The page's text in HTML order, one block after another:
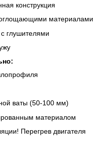
конструкция
материалами
глушителями
ваты (50-100 мм)
материалом
Перегрев двигателя